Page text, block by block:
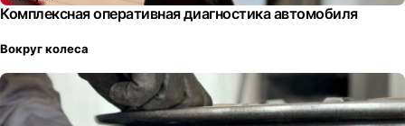
Комплексная оперативная диагностика автомобиля
Вокруг колеса